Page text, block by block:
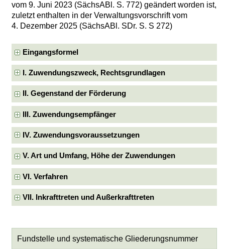
vom 9. Juni 2023 (SächsABl. S. 772) geändert worden ist,
zuletzt enthalten in der Verwaltungsvorschrift vom
4. Dezember 2025 (SächsABl. SDr. S. S 272)
Eingangsformel
I. Zuwendungszweck, Rechtsgrundlagen
II. Gegenstand der Förderung
III. Zuwendungsempfänger
IV. Zuwendungsvoraussetzungen
V. Art und Umfang, Höhe der Zuwendungen
VI. Verfahren
VII. Inkrafttreten und Außerkrafttreten
Fundstelle und systematische Gliederungsnummer